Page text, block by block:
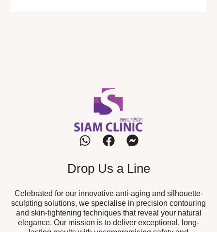
Drop Us a Line
Celebrated for our innovative anti-aging and silhouette-
sculpting solutions, we specialise in precision contouring
and skin-tightening techniques that reveal your natural
elegance. Our mission is to deliver exceptional, long-